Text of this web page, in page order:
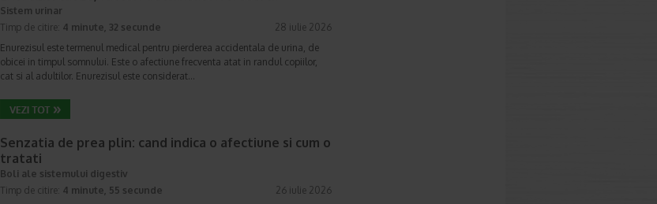
Sistem urinar
Timp de citire: 4 minute, 32 secunde
28 iulie 2026
Enurezisul este termenul medical pentru pierderea accidentala de urina, de
obicei in timpul somnului. Este o afectiune frecventa atat in randul copiilor,
cat si al adultilor. Enurezisul este considerat…
Senzatia de prea plin: cand indica o afectiune si cum o
tratati
Boli ale sistemului digestiv
Timp de citire: 4 minute, 55 secunde
26 iulie 2026